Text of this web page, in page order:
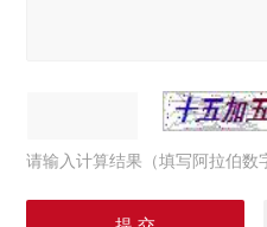
请输入计算结果（填写阿拉伯数